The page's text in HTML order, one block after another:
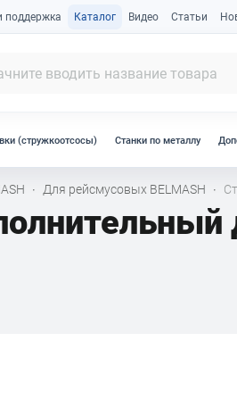
поддержка Каталог Видео Статьи
(стружкоотсосы) Станки по металлу
· Для рейсмусовых BELMASH ·